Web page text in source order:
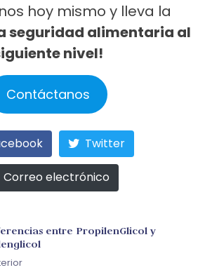
hoy mismo y lleva la
seguridad alimentaria al
nivel!
Contáctanos
Twitter
Correo electrónico
entre PropilenGlicol y